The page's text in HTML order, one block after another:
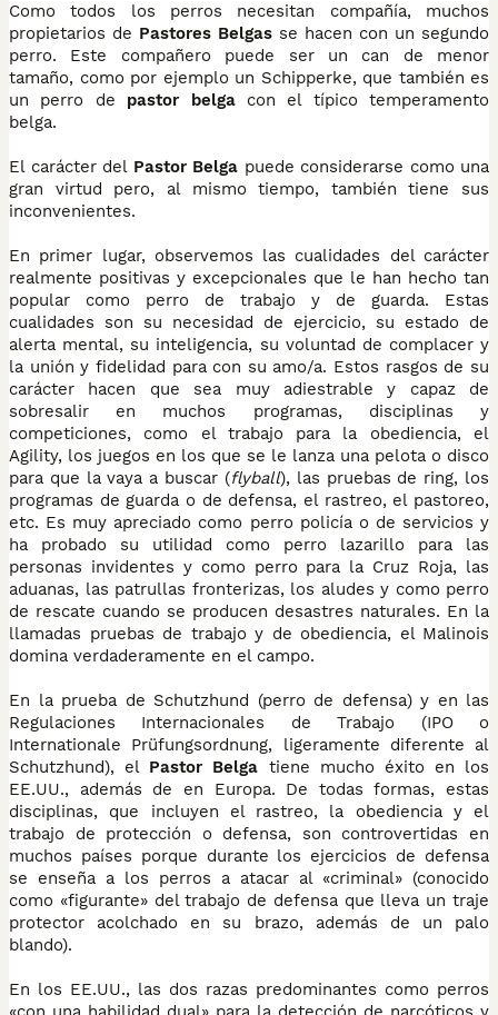
Como todos los perros necesitan compañía, muchos
propietarios de Pastores Belgas se hacen con un segundo
perro. Este compañero puede ser un can de menor
tamaño, como por ejemplo un Schipperke, que también es
un perro de pastor belga con el típico temperamento
belga.
El carácter del Pastor Belga puede considerarse como una
gran virtud pero, al mismo tiempo, también tiene sus
inconvenientes.
En primer lugar, observemos las cualidades del carácter
realmente positivas y excepcionales que le han hecho tan
popular como perro de trabajo y de guarda. Estas
cualidades son su necesidad de ejercicio, su estado de
alerta mental, su inteligencia, su voluntad de complacer y
la unión y fidelidad para con su amo/a. Estos rasgos de su
carácter hacen que sea muy adiestrable y capaz de
sobresalir en muchos programas, disciplinas y
competiciones, como el trabajo para la obediencia, el
Agility, los juegos en los que se le lanza una pelota o disco
para que la vaya a buscar (flyball), las pruebas de ring, los
programas de guarda o de defensa, el rastreo, el pastoreo,
etc. Es muy apreciado como perro policía o de servicios y
ha probado su utilidad como perro lazarillo para las
personas invidentes y como perro para la Cruz Roja, las
aduanas, las patrullas fronterizas, los aludes y como perro
de rescate cuando se producen desastres naturales. En la
llamadas pruebas de trabajo y de obediencia, el Malinois
domina verdaderamente en el campo.
En la prueba de Schutzhund (perro de defensa) y en las
Regulaciones Internacionales de Trabajo (IPO o
Internationale Prüfungsordnung, ligeramente diferente al
Schutzhund), el Pastor Belga tiene mucho éxito en los
EE.UU., además de en Europa. De todas formas, estas
disciplinas, que incluyen el rastreo, la obediencia y el
trabajo de protección o defensa, son controvertidas en
muchos países porque durante los ejercicios de defensa
se enseña a los perros a atacar al «criminal» (conocido
como «figurante» del trabajo de defensa que lleva un traje
protector acolchado en su brazo, además de un palo
blando).
En los EE.UU., las dos razas predominantes como perros